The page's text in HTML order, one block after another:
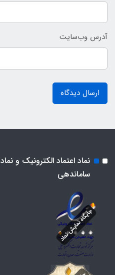
آدرس وب‌سایت
ارسال دیدگاه
نماد اعتماد الکترونیک و نماد
ساماندهی